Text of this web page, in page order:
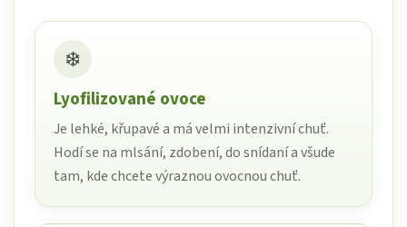
❄️
Lyofilizované ovoce
Je lehké, křupavé a má velmi intenzivní chuť.
Hodí se na mlsání, zdobení, do snídaní a všude
tam, kde chcete výraznou ovocnou chuť.